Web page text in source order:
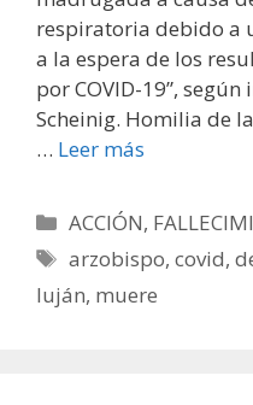
respiratoria debido a
a la espera de los
por COVID-19”,
Scheinig. Homilia de
… Leer más
Categorías
ACCIÓN,
Etiquetas
arzobispo,covid,
luján, muere